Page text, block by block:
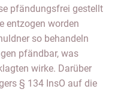
pfändungsfrei gestellt
entzogen worden
so behandeln
pfändbar, was
wirke. Darüber
§ 134 InsO auf die